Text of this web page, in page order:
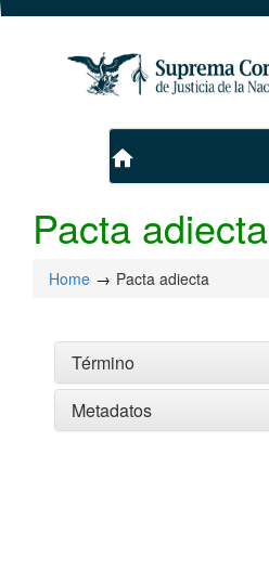
home
Pacta adiecta
Home Pacta adiecta
Término
Metadatos